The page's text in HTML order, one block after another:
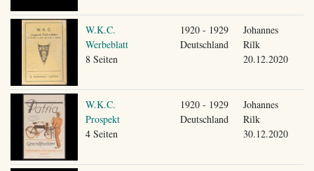
W.K.C.
Werbeblatt
8 Seiten
1920 - 1929
Deutschland
Johannes
Rilk
20.12.2020
W.K.C.
Prospekt
4 Seiten
1920 - 1929
Deutschland
Johannes
Rilk
30.12.2020